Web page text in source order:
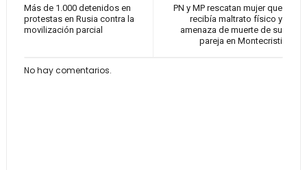
PN y MP rescatan mujer que
recibía maltrato físico y
amenaza de muerte de su
pareja en Montecristi
Más de 1.000 detenidos en
protestas en Rusia contra la
movilización parcial
No hay comentarios.